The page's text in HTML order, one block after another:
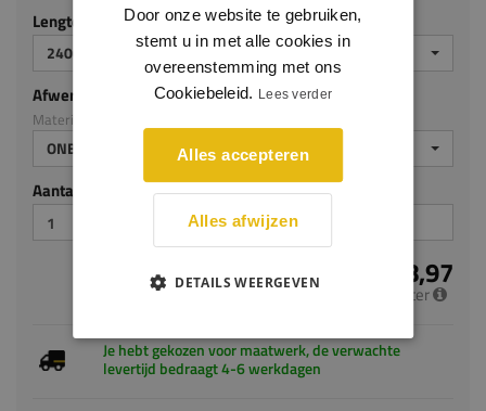
Lengte (mm)
2400
Afwerking
Materiaal: Grenen
ONBEHANDELD
Aantal stuks
€ 8,97
per meter
Je hebt gekozen voor maatwerk, de verwachte
levertijd bedraagt 4-6 werkdagen
Door onze website te gebruiken,
stemt u in met alle cookies in
overeenstemming met ons
Cookiebeleid. Lees verder
Alles accepteren
Alles afwijzen
DETAILS WEERGEVEN